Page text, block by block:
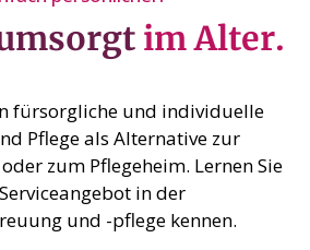
im Alter.
fürsorgliche und individuelle
Pflege als Alternative zur
zum Pflegeheim. Lernen Sie
Serviceangebot in der
und -pflege kennen.